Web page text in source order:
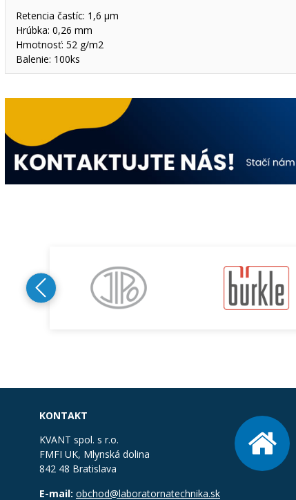
Retencia častíc: 1,6 µm
Hrúbka: 0,26 mm
Hmotnosť: 52 g/m2
Balenie: 100ks
KONTAKT
KVANT spol. s r.o.
FMFI UK, Mlynská dolina
842 48 Bratislava
E-mail: obchod@laboratornatechnika.sk